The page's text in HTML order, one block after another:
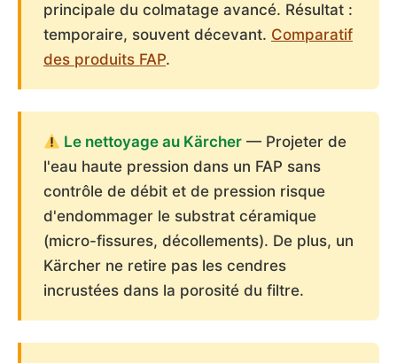
principale du colmatage avancé. Résultat :
temporaire, souvent décevant. Comparatif
des produits FAP.
Le nettoyage au Kärcher — Projeter de
l'eau haute pression dans un FAP sans
contrôle de débit et de pression risque
d'endommager le substrat céramique
(micro-fissures, décollements). De plus, un
Kärcher ne retire pas les cendres
incrustées dans la porosité du filtre.